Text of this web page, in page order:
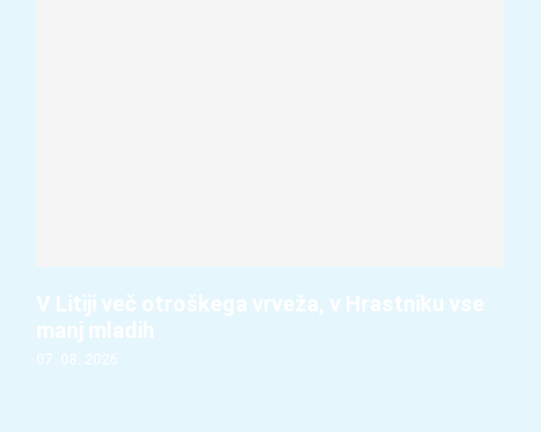
V Litiji več otroškega vrveža, v Hrastniku vse
manj mladih
07. 08. 2026